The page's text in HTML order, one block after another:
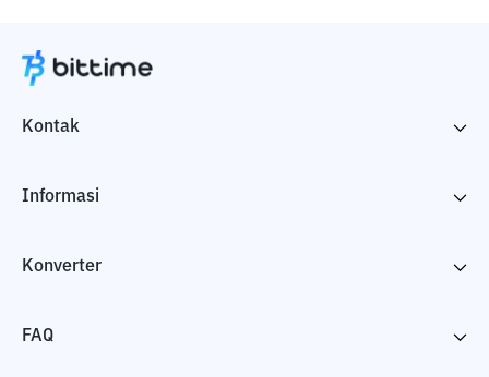
Kontak
Informasi
Konverter
FAQ